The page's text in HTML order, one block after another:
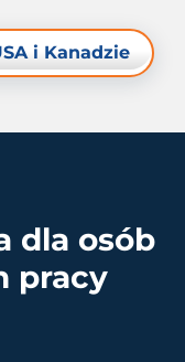
i Kanadzie
dla osób
pracy